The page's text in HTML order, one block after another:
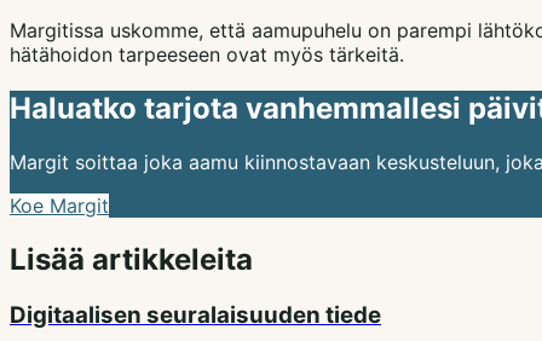
Margitissa uskomme, että aamupuhelu on parempi
hätähoidon tarpeeseen ovat myös tärkeitä.
Haluatko tarjota vanhemmallesi
Margit soittaa joka aamu kiinnostavaan keskusteluun,
Koe Margit
Lisää artikkeleita
Digitaalisen seuralaisuuden tiede